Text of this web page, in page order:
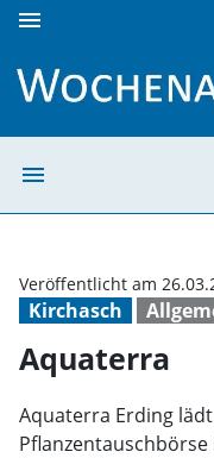
menu
menu
Kirchasch
Veröffentlicht am
Aquaterra
Aquaterra Erding